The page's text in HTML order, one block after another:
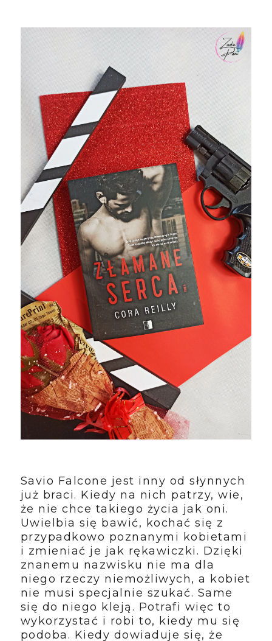
Savio Falcone jest inny od słynnych
już braci. Kiedy na nich patrzy, wie,
że nie chce takiego życia jak oni.
Uwielbia się bawić, kochać się z
przypadkowo poznanymi kobietami
i zmieniać je jak rękawiczki. Dzięki
znanemu nazwisku nie ma dla
niego rzeczy niemożliwych, a kobiet
nie musi specjalnie szukać. Same
się do niego kleją. Potrafi więc to
wykorzystać i robi to, kiedy mu się
podoba. Kiedy dowiaduje się, że